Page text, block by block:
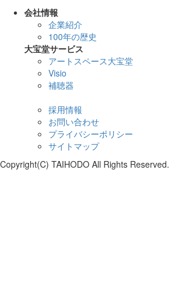
会社情報
企業紹介
100年の歴史
大宝堂サービス
アートスペース大宝堂
Visio
補聴器
採用情報
お問い合わせ
プライバシーポリシー
サイトマップ
Copyright(C) TAIHODO All Rights Reserved.